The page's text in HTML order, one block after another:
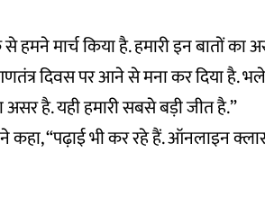
मार्च किया है. हमारी इन बातों का
दिवस पर आने से मना कर दिया है.
है. यही हमारी सबसे बड़ी जीत है.”
“पढ़ाई भी कर रहे हैं. ऑनलाइन